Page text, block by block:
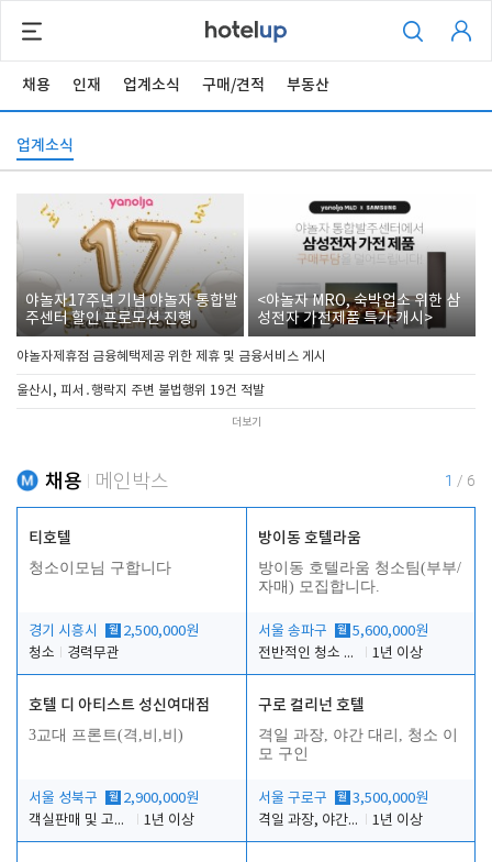
채용 인재 업계소식 구매/견적 부동산
업계소식
야놀자17주년 기념 야놀자 통합발
주센터 할인 프로모션 진행
<야놀자 MRO, 숙박업소 위한 삼
성전자 가전제품 특가 개시>
야놀자제휴점 금융혜택제공 위한 제휴 및 금융서비스 게시
울산시, 피서․행락지 주변 불법행위 19건 적발
더보기
채용 메인박스 1 / 6
티호텔
청소이모님 구합니다
경기 시흥시 월 2,500,000원
청소
경력무관
방이동 호텔라움
방이동 호텔라움 청소팀(부부/
자매) 모집합니다.
서울 송파구 월 5,600,000원
전반적인 청소 업무(객실청소.객실정리)
1년 이상
호텔 디 아티스트 성신여대점
3교대 프론트(격,비,비)
서울 성북구 월 2,900,000원
객실판매 및 고객응대
1년 이상
구로 컬리넌 호텔
격일 과장, 야간 대리, 청소 이
모 구인
서울 구로구 월 3,500,000원
격일 과장, 야간 대리, 청소 이모
1년 이상